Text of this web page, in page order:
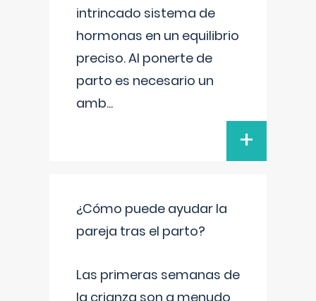
intrincado sistema de
hormonas en un equilibrio
preciso. Al ponerte de
parto es necesario un
amb...
+
¿Cómo puede ayudar la
pareja tras el parto?
Las primeras semanas de
la crianza son a menudo